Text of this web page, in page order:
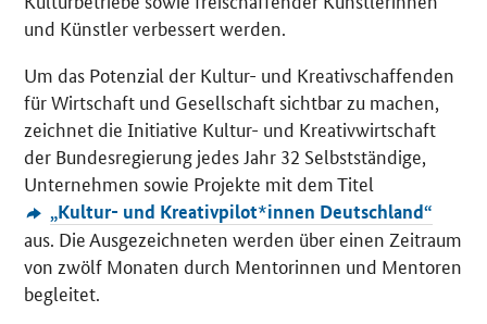
und Künstler verbessert werden.
Um das Potenzial der Kultur- und Kreativschaffenden
für Wirtschaft und Gesellschaft sichtbar zu machen,
zeichnet die Initiative Kultur- und Kreativwirtschaft
der Bundesregierung jedes Jahr 32 Selbstständige,
Unternehmen sowie Projekte mit dem Titel
„Kultur- und Kreativpilot*innen Deutschland“
aus. Die Ausgezeichneten werden über einen Zeitraum
von zwölf Monaten durch Mentorinnen und Mentoren
begleitet.